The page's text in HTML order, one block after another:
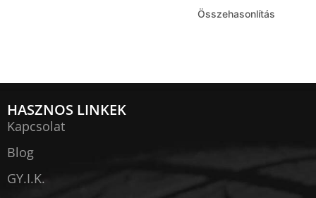
Összehasonlítás
HASZNOS LINKEK
Kapcsolat
Blog
GY.I.K.